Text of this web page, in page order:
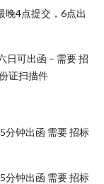
晚4点提交，6点出
日可出函 – 需要 招
证扫描件
分钟出函 需要 招标
分钟出函 需要 招标